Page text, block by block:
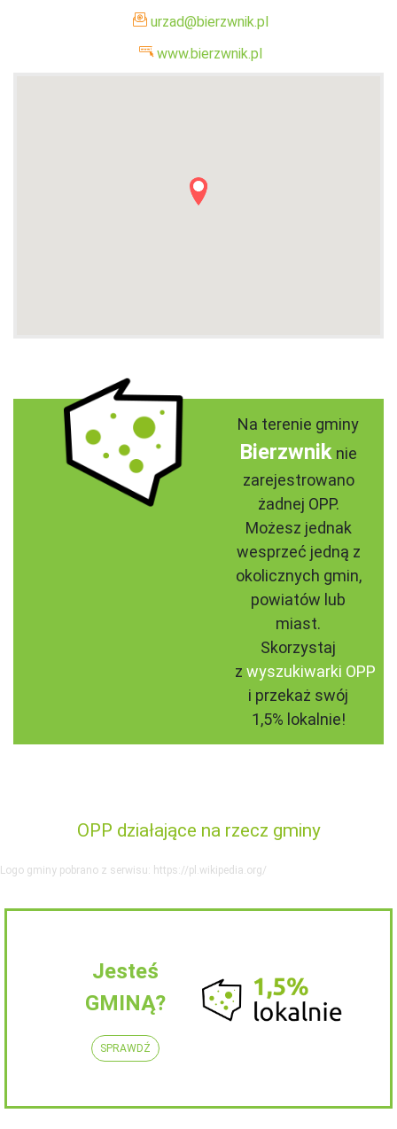
urzad@bierzwnik.pl
www.bierzwnik.pl
Na terenie gminy
Bierzwnik nie
zarejestrowano
żadnej OPP.
Możesz jednak
wesprzeć jedną z
okolicznych gmin,
powiatów lub
miast.
Skorzystaj
z wyszukiwarki OPP
i przekaż swój
1,5% lokalnie!
OPP działające na rzecz gminy
Logo gminy pobrano z serwisu: https://pl.wikipedia.org/
Jesteś
GMINĄ?
SPRAWDŹ